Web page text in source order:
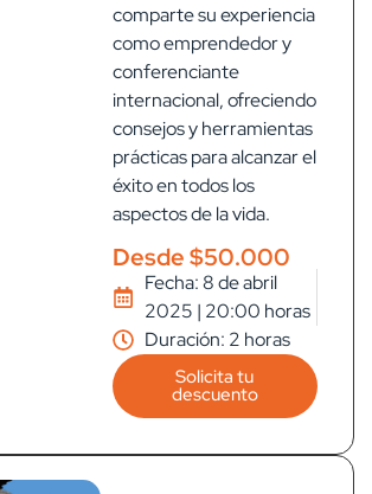
comparte su experiencia
como emprendedor y
conferenciante
internacional, ofreciendo
consejos y herramientas
prácticas para alcanzar el
éxito en todos los
aspectos de la vida.
Desde $50.000
Fecha: 8 de abril
2025 | 20:00 horas
Duración: 2 horas
Solicita tu
descuento